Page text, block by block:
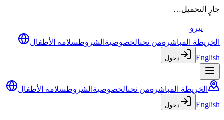
جارٍ التحميل…
نيرو
الخريطة المباشرةمن نحنالخصوصية الشروطسلامة الأطفال
English
دخول
الخريطة المباشرةمن نحنالخصوصية الشروطسلامة الأطفال
English
دخول